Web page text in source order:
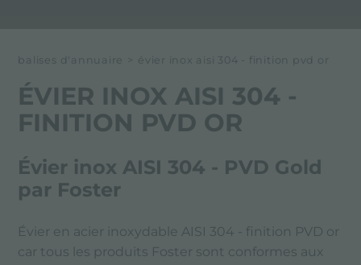
balises d'annuaire > évier inox aisi 304 - finition pvd or
ÉVIER INOX AISI 304 -
FINITION PVD OR
Évier inox AISI 304 - PVD Gold
par Foster
Évier en acier inoxydable AISI 304 - finition PVD or
car tous les produits Foster sont conformes aux